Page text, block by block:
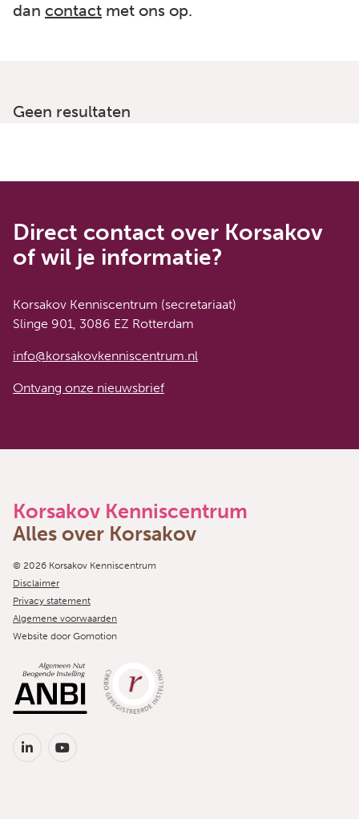
dan contact met ons op.
Geen resultaten
Direct contact over Korsakov
of wil je informatie?
Korsakov Kenniscentrum (secretariaat)
Slinge 901, 3086 EZ Rotterdam
info@korsakovkenniscentrum.nl
Ontvang onze nieuwsbrief
Korsakov Kenniscentrum
Alles over Korsakov
Copyright navigation
© 2026 Korsakov Kenniscentrum
Disclaimer
Privacy statement
Algemene voorwaarden
Website door Gomotion